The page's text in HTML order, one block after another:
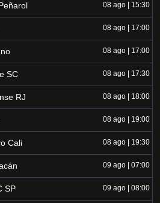
08 ago | 15:30
08 ago | 17:00
08 ago | 17:00
SC 08 ago | 17:30
RJ 08 ago | 18:00
08 ago | 19:00
Cali 08 ago | 19:30
09 ago | 07:00
SP 09 ago | 08:00